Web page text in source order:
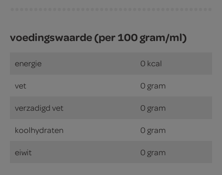
voedingswaarde (per 100 gram/ml)
energie 0 kcal
vet 0 gram
verzadigd vet 0 gram
koolhydraten 0 gram
eiwit 0 gram